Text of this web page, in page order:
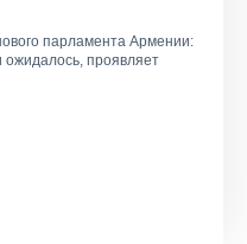
парламента Армении:
ожидалось, проявляет